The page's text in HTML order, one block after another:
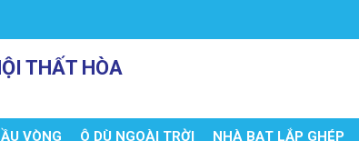
THẤT HÒA
VÒNG Ô DÙ NGOÀI TRỜI NHÀ BẠT LẮP GHÉP